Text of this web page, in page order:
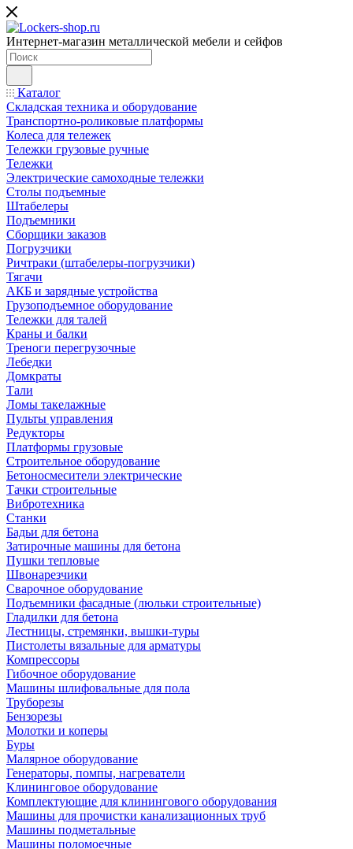
Интернет-магазин металлической мебели и сейфов
Каталог
Складская техника и оборудование
Транспортно-роликовые платформы
Колеса для тележек
Тележки грузовые ручные
Тележки
Электрические самоходные тележки
Столы подъемные
Штабелеры
Подъемники
Сборщики заказов
Погрузчики
Ричтраки (штабелеры-погрузчики)
Тягачи
АКБ и зарядные устройства
Грузоподъемное оборудование
Тележки для талей
Краны и балки
Треноги перегрузочные
Лебедки
Домкраты
Тали
Ломы такелажные
Пульты управления
Редукторы
Платформы грузовые
Строительное оборудование
Бетоносмесители электрические
Тачки строительные
Вибротехника
Станки
Бадьи для бетона
Затирочные машины для бетона
Пушки тепловые
Швонарезчики
Сварочное оборудование
Подъемники фасадные (люльки строительные)
Гладилки для бетона
Лестницы, стремянки, вышки-туры
Пистолеты вязальные для арматуры
Компрессоры
Гибочное оборудование
Машины шлифовальные для пола
Труборезы
Бензорезы
Молотки и коперы
Буры
Малярное оборудование
Генераторы, помпы, нагреватели
Клининговое оборудование
Комплектующие для клинингового оборудования
Машины для прочистки канализационных труб
Машины подметальные
Машины поломоечные